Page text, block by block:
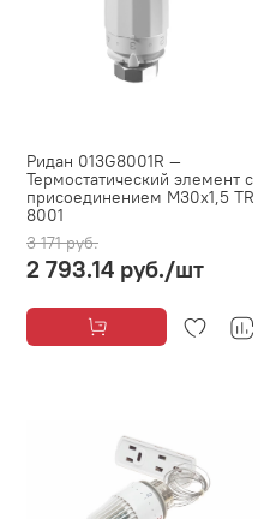
Ридан 013G8001R —
Термостатический элемент с
присоединением М30х1,5 TR
8001
3 171 руб.
2 793.14 руб./шт